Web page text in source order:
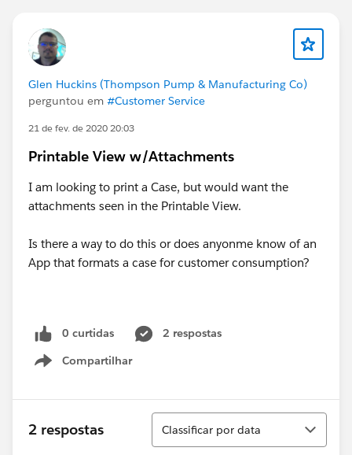
Glen Huckins (Thompson Pump & Manufacturing Co)
perguntou em #Customer Service
21 de fev. de 2020 20:03
Printable View w/Attachments
I am looking to print a Case, but would want the
attachments seen in the Printable View.
Is there a way to do this or does anyonme know of an
App that formats a case for customer consumption?
0 curtidas
2 respostas
Compartilhar
Show menu
2 respostas
Classificar
Classificar por data